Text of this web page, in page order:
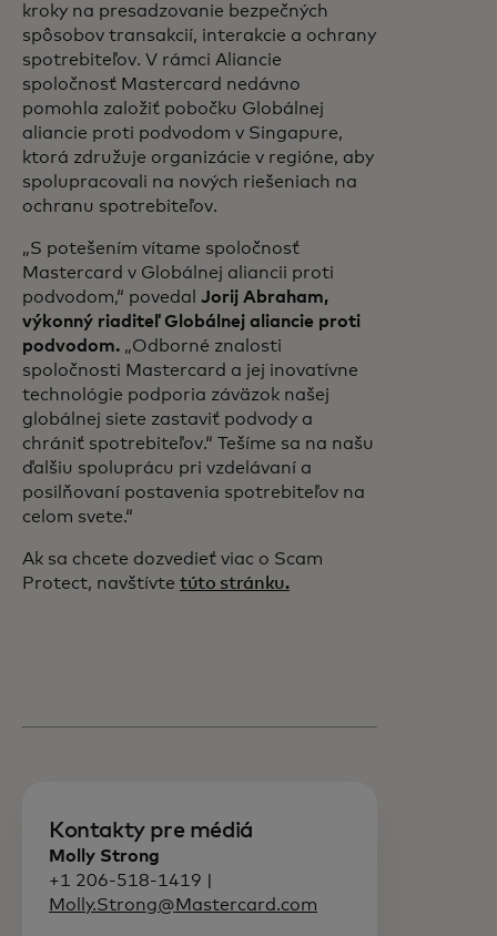
kroky na presadzovanie bezpečných
spôsobov transakcií, interakcie a ochrany
spotrebiteľov. V rámci Aliancie
spoločnosť Mastercard nedávno
pomohla založiť pobočku Globálnej
aliancie proti podvodom v Singapure,
ktorá združuje organizácie v regióne, aby
spolupracovali na nových riešeniach na
ochranu spotrebiteľov.
„S potešením vítame spoločnosť
Mastercard v Globálnej aliancii proti
podvodom,“ povedal Jorij Abraham,
výkonný riaditeľ Globálnej aliancie proti
podvodom. „Odborné znalosti
spoločnosti Mastercard a jej inovatívne
technológie podporia záväzok našej
globálnej siete zastaviť podvody a
chrániť spotrebiteľov.“ Tešíme sa na našu
ďalšiu spoluprácu pri vzdelávaní a
posilňovaní postavenia spotrebiteľov na
celom svete.“
Ak sa chcete dozvedieť viac o Scam
Protect, navštívte túto stránku.
Kontakty pre médiá
Molly Strong
+1 206-518-1419 |
Molly.Strong@Mastercard.com